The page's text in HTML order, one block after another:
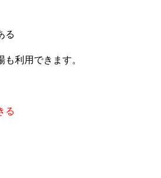
る
利用できます。
る